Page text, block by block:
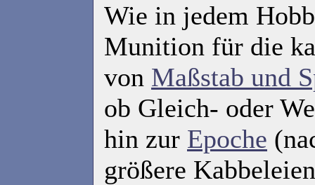
Wie in jedem
Munition für die
von Maßstab und
ob Gleich- oder
hin zur Epoche
größere